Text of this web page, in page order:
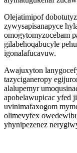
Olejatimipof
zywysapisanapyce
omogytomyzocebam
gilabehoqabucyle
igonalafucavuw.
Awajuxyton
tazyciganeropy
alalupemyr
apobelawupicac yfed
uvinimafaxogom
olimevyfex
yhynipezenez